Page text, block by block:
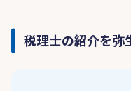
税理士の紹介を弥